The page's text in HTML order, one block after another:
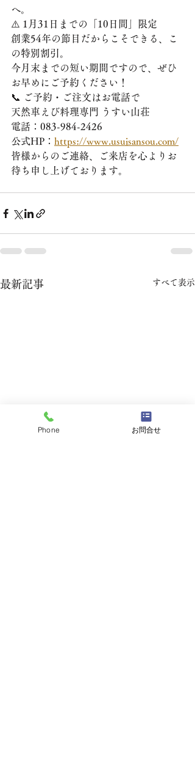
へ。
⚠️ 1月31日までの「10日間」限定
創業54年の節目だからこそできる、こ
の特別割引。
今月末までの短い期間ですので、ぜひ
お早めにご予約ください！
📞 ご予約・ご注文はお電話で
天然車えび料理専門 うすい山荘
電話：083-984-2426
公式HP： https://www.usuisansou.com/
皆様からのご連絡、ご来店を心よりお
待ち申し上げております。
最新記事 すべて表示
Phone お問合せ